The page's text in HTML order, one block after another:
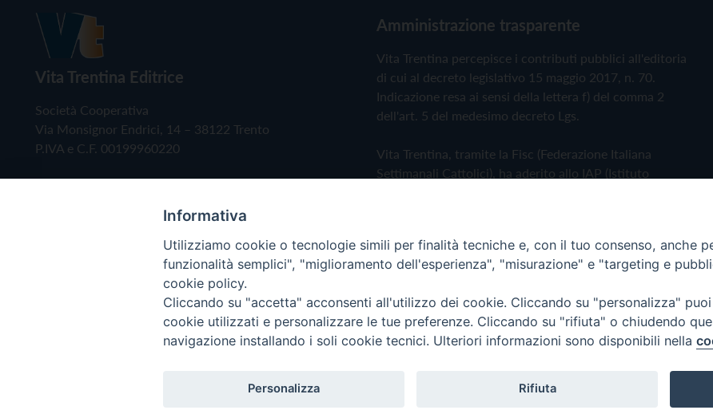
Vita Trentina Editrice
Società Cooperativa
Via Monsignor Endrici, 14 – 38122 Trento
P.IVA e C.F. 00199960220
Amministrazione trasparente
Vita Trentina percepisce i contributi pubblici all'editoria
di cui al decreto legislativo 15 maggio 2017, n. 70.
Indicazione resa ai sensi della lettera f) del comma 2
dell'art. 5 del medesimo decreto Lgs.
Vita Trentina, tramite la Fisc (Federazione Italiana
Settimanali Cattolici), ha aderito allo IAP (Istituto
Privacy Policy Cookie Policy
Copyright © 2019 - Tutti i diritti riservati - Vita Trentina Editrice
Informativa
Utilizziamo cookie o tecnologie simili per finalità tecniche e, con il tuo consenso, anche
funzionalità semplici", "miglioramento dell'esperienza", "misurazione" e "targeting e
cookie policy.
Cliccando su "accetta" acconsenti all'utilizzo dei cookie. Cliccando su "personalizza"
cookie utilizzati e personalizzare le tue preferenze. Cliccando su "rifiuta" o chiudendo
navigazione installando i soli cookie tecnici. Ulteriori informazioni sono disponibili nella
Personalizza Rifiuta